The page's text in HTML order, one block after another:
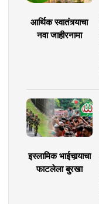
आर्थिक स्वातंत्र्याचा
नवा जाहीरनामा
इस्लामिक भाईचार्‍याचा
फाटलेला बुरखा